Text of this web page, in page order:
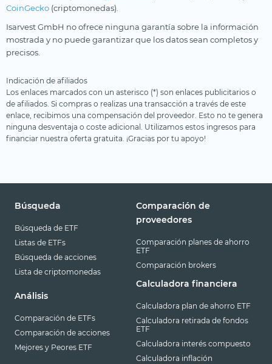
CoinGecko (criptomonedas).
Isarvest GmbH no ofrece ninguna garantía sobre la información
mostrada y no puede garantizar que los datos sean completos y
precisos.
Indicación de afiliados
Los enlaces marcados con un asterisco (*) son enlaces publicitarios o
de afiliados. Si compras o realizas una transacción a través de este
enlace, recibimos una compensación del proveedor. Esto no te genera
ninguna desventaja o coste adicional. Utilizamos estos ingresos para
financiar nuestra oferta gratuita. ¡Gracias por tu apoyo!
Búsqueda
Búsqueda de ETF
Listas de ETFs
Búsqueda de acciones
Lista de criptomonedas
Análisis
Comparación de ETFs
Comparación de acciones
Mejores y Peores ETF
Comparación de
proveedores
Comparación planes de ahorro
ETF
Comparación brokers
Calculadora financiera
Calculadora plan de ahorro ETF
Calculadora retirada de fondos
ETF
Calculadora interés compuesto
Calculadora inflación